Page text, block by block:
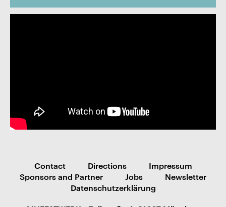
Contact Directions
Impressum
Sponsors and Partner
Jobs
Newsletter
Datenschutzerklärung